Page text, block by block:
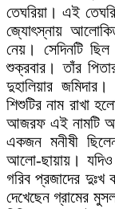
তেঘরিয়া। এই
জ্যোৎস্নায়
নেয়। সেদিনটি ছিল
শুক্রবার। তাঁর
দুহালিয়ার
শিশুটির নাম রাখা
আজরফ এই নামটি
একজন মনীষী
আলো-ছায়ায়। যদিও
গরিব প্রজাদের
দেখেছেন গ্রামের